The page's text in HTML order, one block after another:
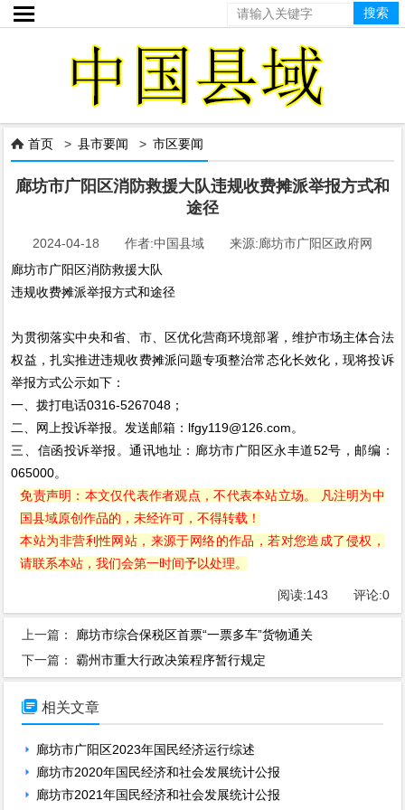

 首页 >县市要闻 >市区要闻
廊坊市广阳区消防救援大队违规收费摊派举报方式和
途径
2024-04-18 作者:中国县域 来源:廊坊市广阳区政府网
廊坊市广阳区消防救援大队
违规收费摊派举报方式和途径
为贯彻落实中央和省、市、区优化营商环境部署，维护市场主体合法
权益，扎实推进违规收费摊派问题专项整治常态化长效化，现将投诉
举报方式公示如下：
一、拨打电话0316-5267048；
二、网上投诉举报。发送邮箱：lfgy119@126.com。
三、信函投诉举报。通讯地址：廊坊市广阳区永丰道52号，邮编：
065000。
免责声明：本文仅代表作者观点，不代表本站立场。 凡注明为中
国县域原创作品的，未经许可，不得转载！
本站为非营利性网站，来源于网络的作品，若对您造成了侵权，
请联系本站，我们会第一时间予以处理。
阅读:143 评论:0
上一篇： 廊坊市综合保税区首票“一票多车”货物通关
下一篇：霸州市重大行政决策程序暂行规定
 相关文章
廊坊市广阳区2023年国民经济运行综述
廊坊市2020年国民经济和社会发展统计公报
廊坊市2021年国民经济和社会发展统计公报